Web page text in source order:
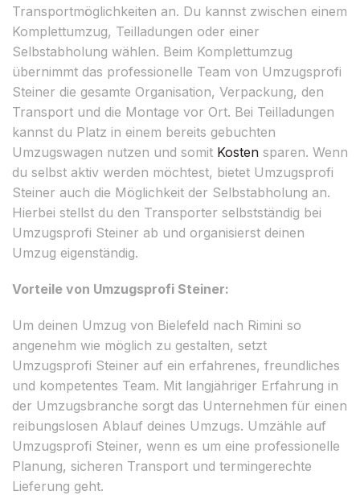
Transportmöglichkeiten an. Du kannst zwischen einem
Komplettumzug, Teilladungen oder einer
Selbstabholung wählen. Beim Komplettumzug
übernimmt das professionelle Team von Umzugsprofi
Steiner die gesamte Organisation, Verpackung, den
Transport und die Montage vor Ort. Bei Teilladungen
kannst du Platz in einem bereits gebuchten
Umzugswagen nutzen und somit Kosten sparen. Wenn
du selbst aktiv werden möchtest, bietet Umzugsprofi
Steiner auch die Möglichkeit der Selbstabholung an.
Hierbei stellst du den Transporter selbstständig bei
Umzugsprofi Steiner ab und organisierst deinen
Umzug eigenständig.
Vorteile von Umzugsprofi Steiner:
Um deinen Umzug von Bielefeld nach Rimini so
angenehm wie möglich zu gestalten, setzt
Umzugsprofi Steiner auf ein erfahrenes, freundliches
und kompetentes Team. Mit langjähriger Erfahrung in
der Umzugsbranche sorgt das Unternehmen für einen
reibungslosen Ablauf deines Umzugs. Umzähle auf
Umzugsprofi Steiner, wenn es um eine professionelle
Planung, sicheren Transport und termingerechte
Lieferung geht.